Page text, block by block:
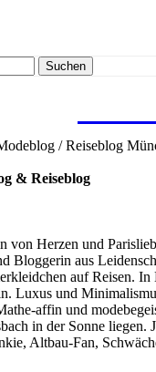
Suchen
& Reiseblog
von Herzen und
Bloggerin aus
auf Reisen. In
Luxus und
affin und
in der Sonne liegen.
Altbau-Fan,